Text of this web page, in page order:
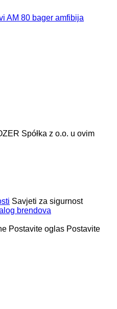
AM 80 bager amfibija
Spółka z o.o. u ovim
Savjeti za sigurnost
brendova
Postavite oglas Postavite